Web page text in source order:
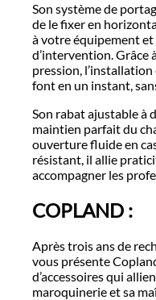
Son système de
de le fixer en
à votre équipement et
d’intervention. Grâce
pression,
font en un instant,
Son rabat ajustable à
maintien parfait du
ouverture fluide en
résistant, il allie
accompagner les
COPLAND :
Après trois ans de
vous présente
d’accessoires qui
maroquinerie et sa